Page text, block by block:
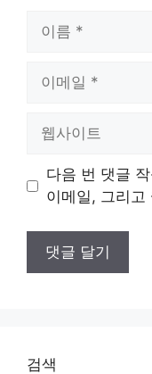
트
다음 번 댓글
이메일, 그리고
검색